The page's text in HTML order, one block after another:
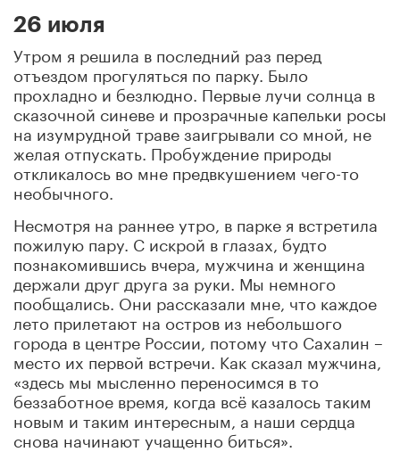
26 июля
Утром я решила в последний раз перед
отъездом прогуляться по парку. Было
прохладно и безлюдно. Первые лучи солнца в
сказочной синеве и прозрачные капельки росы
на изумрудной траве заигрывали со мной, не
желая отпускать. Пробуждение природы
откликалось во мне предвкушением чего-то
необычного.
Несмотря на раннее утро, в парке я встретила
пожилую пару. С искрой в глазах, будто
познакомившись вчера, мужчина и женщина
держали друг друга за руки. Мы немного
пообщались. Они рассказали мне, что каждое
лето прилетают на остров из небольшого
города в центре России, потому что Сахалин –
место их первой встречи. Как сказал мужчина,
«здесь мы мысленно переносимся в то
беззаботное время, когда всё казалось таким
новым и таким интересным, а наши сердца
снова начинают учащенно биться».